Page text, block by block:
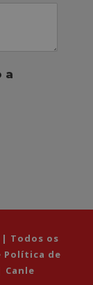
a
| Todos os
Política de
Canle